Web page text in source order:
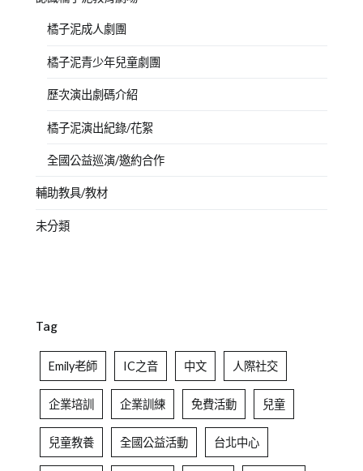
橘子泥成人劇團
橘子泥青少年兒童劇團
歷次演出劇碼介紹
橘子泥演出紀錄/花絮
全國公益巡演/邀約合作
輔助教具/教材
未分類
Tag
Emily老師 IC之音 中文 人際社交
企業培訓 企業訓練 免費活動 兒童
兒童教養 全國公益活動 台北中心